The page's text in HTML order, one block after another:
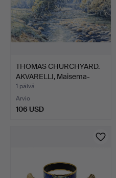
THOMAS CHURCHYARD.
AKVARELLI, Maisema-
aihe…
1 päivä
Arvio
106 USD